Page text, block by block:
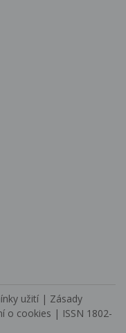
užití | Zásady
o cookies | ISSN 1802-